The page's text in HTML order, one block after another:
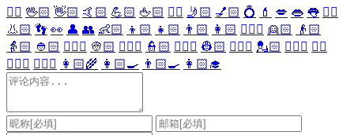
🖐🏻 🖖🏻 👋🏻 🤙🏻 💪🏻 🖕🏻 ✍🏻 🤳🏻 💅🏻 💍 💄 💋 👄 👅 👂🏻
👃🏻 👣 👀 👤 👥 👶🏻 👦🏻 👧🏻 👨🏻 👩🏻 👱🏻‍♀️ 👱🏻
👴🏻
👵🏻 👲🏻 👳🏻‍♀️ 👳🏻 👮🏻‍♀️ 👮🏻 👷🏻‍♀️ 👷🏻 💂🏻‍♀️ 💂🏻 🕵🏻‍♀️ 🕵🏻
👩🏻‍⚕️ 👨🏻‍⚕️ 👩🏻‍🌾 👩🏻‍🍳 👨🏻‍🍳 👩🏻‍🎓